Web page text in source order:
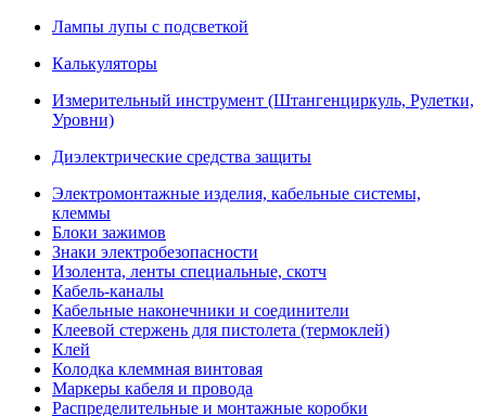
Лампы лупы с подсветкой
Калькуляторы
Измерительный инструмент (Штангенциркуль, Рулетки,
Уровни)
Диэлектрические средства защиты
Электромонтажные изделия, кабельные системы,
клеммы
Блоки зажимов
Знаки электробезопасности
Изолента, ленты специальные, скотч
Кабель-каналы
Кабельные наконечники и соединители
Клеевой стержень для пистолета (термоклей)
Клей
Колодка клеммная винтовая
Маркеры кабеля и провода
Распределительные и монтажные коробки